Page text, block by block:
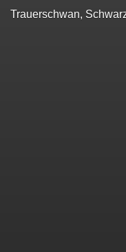
Trauerschwan,